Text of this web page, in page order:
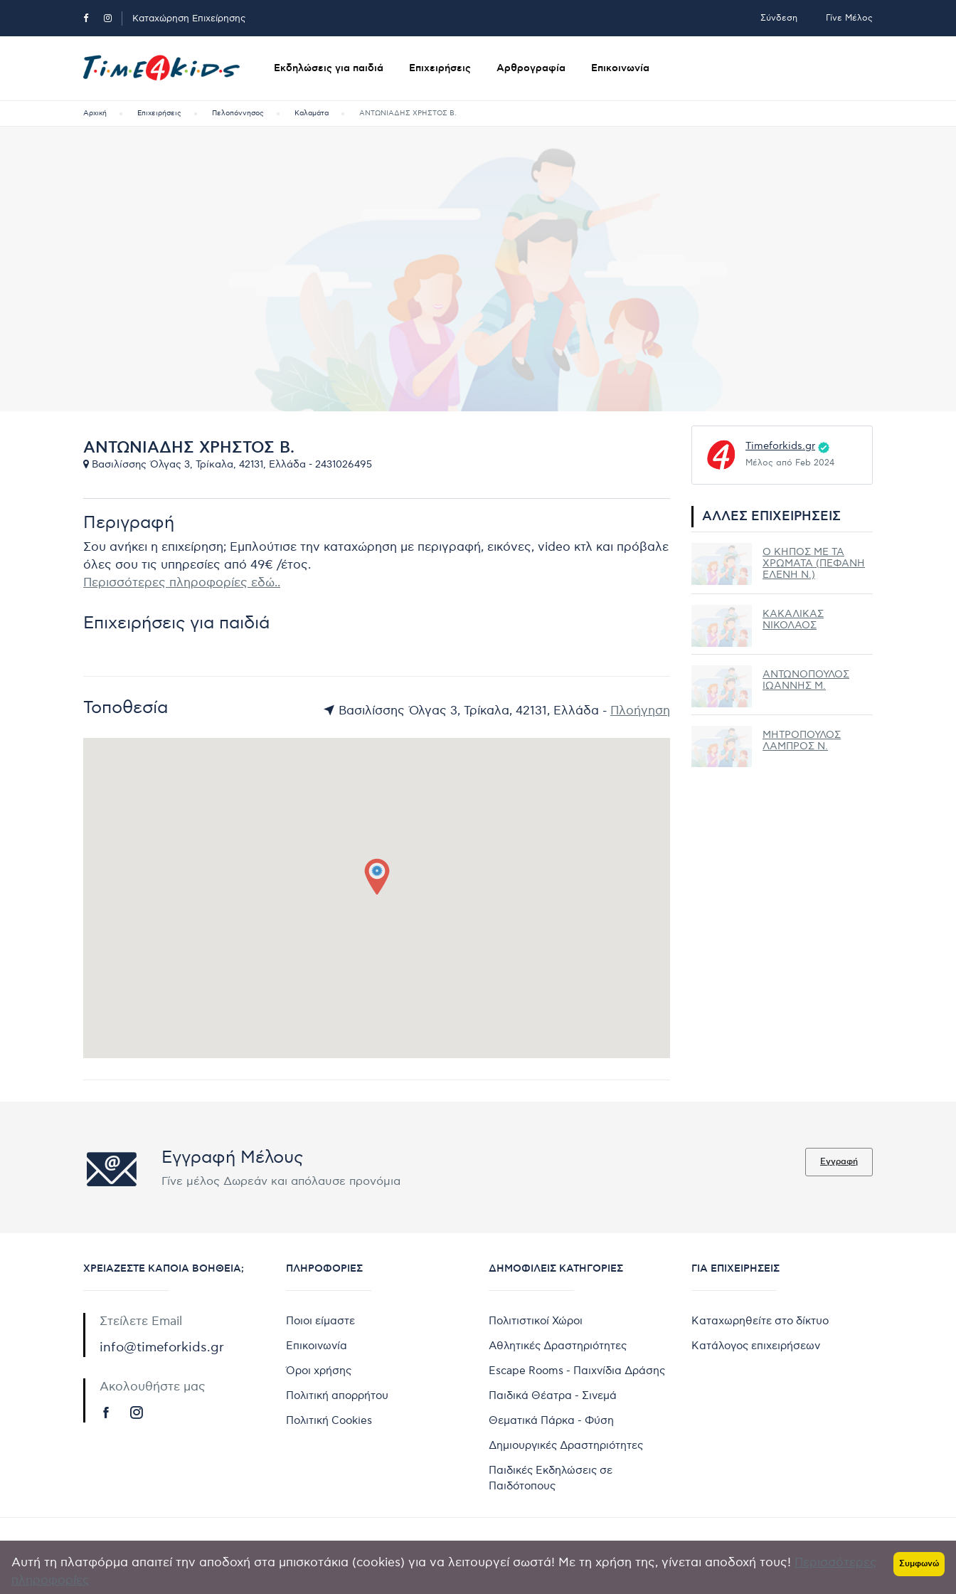
Καταχώρηση Επιχείρησης Σύνδεση Γίνε Μέλος
Εκδηλώσεις για παιδιά Επιχειρήσεις Αρθρογραφία Επικοινωνία
Αρχική Επιχειρήσεις Πελοπόννησος Καλαμάτα ΑΝΤΩΝΙΑΔΗΣ ΧΡΗΣΤΟΣ Β.
ΑΝΤΩΝΙΑΔΗΣ ΧΡΗΣΤΟΣ Β.
Βασιλίσσης Όλγας 3, Τρίκαλα, 42131, Ελλάδα - 2431026495
Περιγραφή
Σου ανήκει η επιχείρηση; Εμπλούτισε την καταχώρηση με περιγραφή, εικόνες, video κτλ και πρόβαλε
όλες σου τις υπηρεσίες από 49€ /έτος.
Περισσότερες πληροφορίες εδώ..
Επιχειρήσεις για παιδιά
Τοποθεσία Βασιλίσσης Όλγας 3, Τρίκαλα, 42131, Ελλάδα - Πλοήγηση
Timeforkids.gr
Μέλος από Feb 2024
ΆΛΛΕΣ ΕΠΙΧΕΙΡΉΣΕΙΣ
Ο ΚΗΠΟΣ ΜΕ ΤΑ
ΧΡΩΜΑΤΑ (ΠΕΦΑΝΗ
ΕΛΕΝΗ Ν.)
ΚΑΚΑΛΙΚΑΣ
ΝΙΚΟΛΑΟΣ
ΑΝΤΩΝΟΠΟΥΛΟΣ
ΙΩΑΝΝΗΣ Μ.
ΜΗΤΡΟΠΟΥΛΟΣ
ΛΑΜΠΡΟΣ Ν.
Εγγραφή Μέλους
Γίνε μέλος Δωρεάν και απόλαυσε προνόμια
Εγγραφή
ΧΡΕΙΆΖΕΣΤΕ ΚΆΠΟΙΑ ΒΟΉΘΕΙΑ;
Στείλετε Email
info@timeforkids.gr
Ακολουθήστε μας
ΠΛΗΡΟΦΟΡΊΕΣ
Ποιοι είμαστε
Επικοινωνία
Όροι χρήσης
Πολιτική απορρήτου
Πολιτική Cookies
ΔΗΜΟΦΙΛΕΊΣ ΚΑΤΗΓΟΡΊΕΣ
Πολιτιστικοί Χώροι
Αθλητικές Δραστηριότητες
Escape Rooms - Παιχνίδια Δράσης
Παιδικά Θέατρα - Σινεμά
Θεματικά Πάρκα - Φύση
Δημιουργικές Δραστηριότητες
Παιδικές Εκδηλώσεις σε
Παιδότοπους
ΓΙΑ ΕΠΙΧΕΙΡΉΣΕΙΣ
Καταχωρηθείτε στο δίκτυο
Κατάλογος επιχειρήσεων
Copyright © 2024 by Goldensites Πολιτική απορρήτου-
Αυτή τη πλατφόρμα απαιτεί την αποδοχή στα μπισκοτάκια (cookies) για να λειτουργεί σωστά! Με τη χρήση της, γίνεται αποδοχή τους! Συμφωνώ